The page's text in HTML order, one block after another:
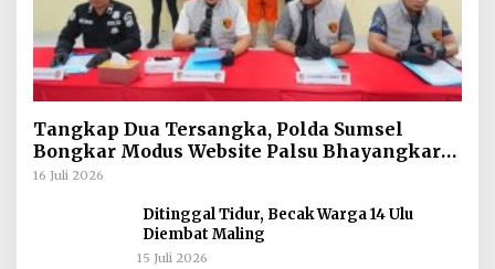
Tangkap Dua Tersangka, Polda Sumsel
Bongkar Modus Website Palsu Bhayangkara
Run
16 Juli 2026
Ditinggal Tidur, Becak Warga 14 Ulu
Diembat Maling
15 Juli 2026